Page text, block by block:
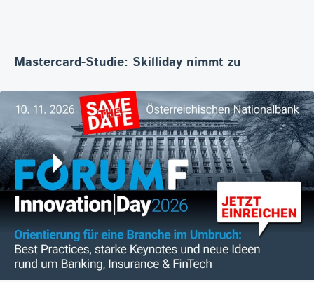
Mastercard-Studie: Skilliday nimmt zu